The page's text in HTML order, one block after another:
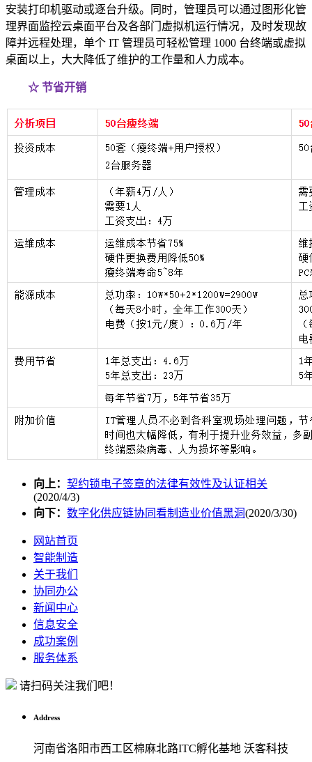
安装打印机驱动或逐台升级。同时，管理员可以通过图形化管
理界面监控云桌面平台及各部门虚拟机运行情况，及时发现故
障并远程处理，单个 IT 管理员可轻松管理 1000 台终端或虚拟
桌面以上，大大降低了维护的工作量和人力成本。
☆ 节省开销
向上： 契约锁电子签章的法律有效性及认证相关
(2020/4/3)
向下： 数字化供应链协同看制造业价值黑洞(2020/3/30)
网站首页
智能制造
关于我们
协同办公
新闻中心
信息安全
成功案例
服务体系
请扫码关注我们吧！
Address
河南省洛阳市西工区棉麻北路ITC孵化基地 沃客科技